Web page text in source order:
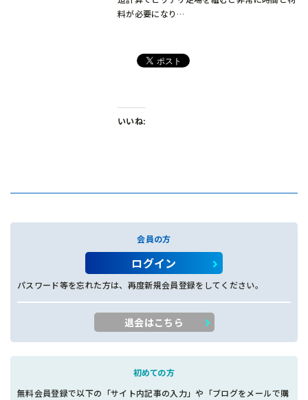
料が必要になり…
いいね:
会員の方
ログイン
パスワード等を忘れた方は、再度新規会員登録をしてください。
退会はこちら
初めての方
無料会員登録で以下の「サイト内記事の入力」や「ブログをメールで購